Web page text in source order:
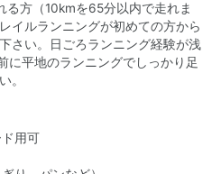
方（10kmを65分以内で走れま
イルランニングが初めての方から
さい。日ごろランニング経験が浅
に平地のランニングでしっかり足
。
用可